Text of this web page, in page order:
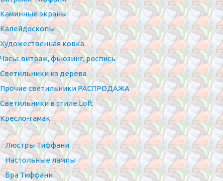
Каминные экраны
Калейдоскопы
Художественная ковка
Часы: витраж, фьюзинг, роспись
Светильники из дерева
Прочие светильники РАСПРОДАЖА
Светильники в стиле Loft
Кресло-гамак
Люстры Тиффани
Настольные лампы
Бра Тиффани